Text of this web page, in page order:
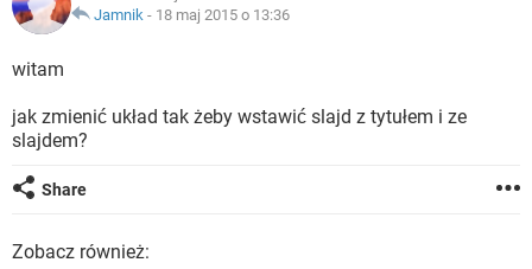
WINDOWS 10
INSTAGRAM
WINDOWS 10
GRY WHATSAPP
WINDOWS 10
COVID-19
GRY
SPOTIFY NETFLIX
INSTAGRAM
WINDOWS 10
Jamnik - 18 maj 2015 o 13:36
witam
jak zmienić układ tak żeby wstawić slajd z tytułem i ze
slajdem?
Share
Zobacz również: